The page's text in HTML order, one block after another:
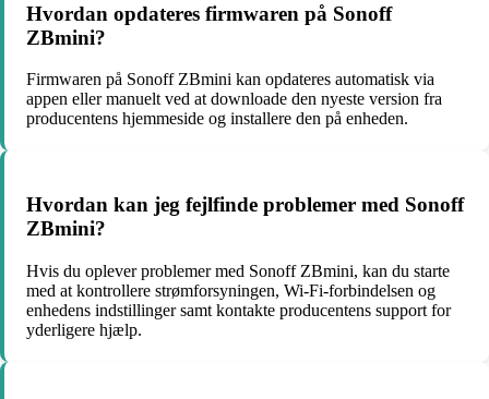
Hvordan opdateres firmwaren på Sonoff
ZBmini?
Firmwaren på Sonoff ZBmini kan opdateres automatisk via
appen eller manuelt ved at downloade den nyeste version fra
producentens hjemmeside og installere den på enheden.
Hvordan kan jeg fejlfinde problemer med Sonoff
ZBmini?
Hvis du oplever problemer med Sonoff ZBmini, kan du starte
med at kontrollere strømforsyningen, Wi-Fi-forbindelsen og
enhedens indstillinger samt kontakte producentens support for
yderligere hjælp.